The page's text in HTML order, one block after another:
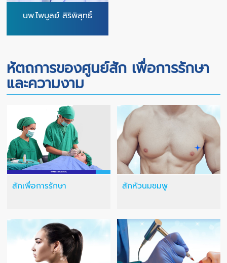
นพ.ไพบูลย์ สิริพิสุทธิ์
หัตถการของศูนย์สัก เพื่อการรักษา
และความงาม
สักเพื่อการรักษา สักหัวนมชมพู